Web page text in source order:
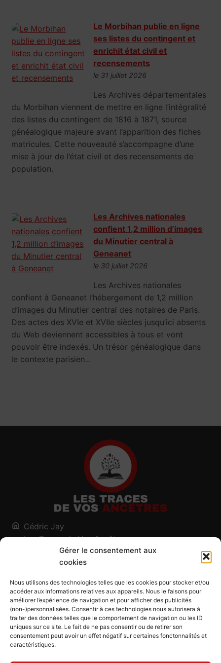
Gérer le consentement aux
cookies
Nous utilisons des technologies telles que les cookies pour stocker et/ou
accéder aux informations relatives aux appareils. Nous le faisons pour
améliorer l’expérience de navigation et pour afficher des publicités
(non-)personnalisées. Consentir à ces technologies nous autorisera à
traiter des données telles que le comportement de navigation ou les ID
uniques sur ce site. Le fait de ne pas consentir ou de retirer son
consentement peut avoir un effet négatif sur certaines fonctonnalités et
caractéristiques.
Le Morbihan publie en ligne
ses listes du contingent et
enrichit état civil et
recensements
le 31 juillet 2026
Les Archives départementales
du Morbihan viennent de mettre en ligne l’intégralité
des listes du contingent de 1816 à 1871, source
généalogique majeure avant l’apparition des fiches
matricules. Cette nouveauté s’accompagne d’une
mise à jour de l’état civil et des recensements de
population.
Les Archives nationales
confient 1,2 million d’images
du Minutier central à
Geneanet
le 30 juillet 2026
Les Archives nationales
confient à Geneanet l’hébergement de 1,2 million
d’images du Minutier central des notaires de Paris.
Des actes des XVIe et XVIIe siècles jusqu’ici absents
du Web deviennent accessibles à tous et vont
pouvoir être indexés. Un trésor généalogique dans
le contexte parisien...
Cédric Jay
Les Traces de Vos Ancêtres
120, chemin des Salines
73200 Albertville - Savoie
Blog
Outils généalogiques
Contact
Plan du site
Mentions légales
Politique de confidentialité